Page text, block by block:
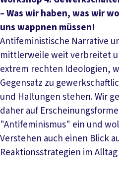
– Was wir haben, was wir
uns wappnen müssen!
Antifeministische Narrative
mittlerweile weit verbreitet
extrem rechten Ideologien,
Gegensatz zu
und Haltungen stehen. Wir
daher auf
"Antifeminismus" ein und
Verstehen auch einen Blick
Reaktionsstrategien im